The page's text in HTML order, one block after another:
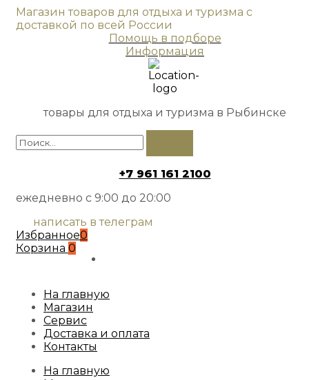
Магазин товаров для отдыха и туризма с
доставкой по всей России
Помощь в подборе
Информация
товары для отдыха и туризма в Рыбинске
+7 961 161 2100
ежедневно с 9:00 до 20:00
написать в телеграм
Избранное0
Корзина 0
На главную
Магазин
Сервис
Доставка и оплата
Контакты
На главную